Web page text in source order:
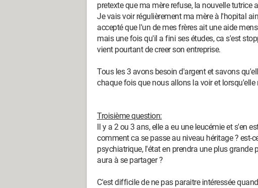
pretexte que ma mère refuse, la nouvelle tutrice
Je vais voir régulièrement ma mère à l'hopital
accepté que l'un de mes frères ait une aide
mais une fois qu'il a fini ses études, ca s'est
vient pourtant de creer son entreprise.
Tous les 3 avons besoin d'argent et savons
chaque fois que nous allons la voir et lorsqu'elle
Troisième question:
Il y a 2 ou 3 ans, elle a eu une leucémie et s'en
comment ca se passe au niveau héritage ? est-
psychiatrique, l'état en prendra une plus grande
aura à se partager ?
C'est difficile de ne pas paraitre intéressée